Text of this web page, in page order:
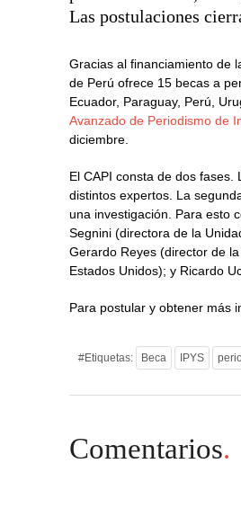
Las postulaciones
Gracias al financiamiento de
de Perú ofrece 15 becas a
Ecuador, Paraguay, Perú,
Avanzado de Periodismo de
diciembre.
El CAPI consta de dos
distintos expertos. La
una investigación. Para esto
Segnini (directora de la
Gerardo Reyes (director de
Estados Unidos); y Ricardo
Para postular y obtener más
#Etiquetas: Beca IPYS
Comentarios.